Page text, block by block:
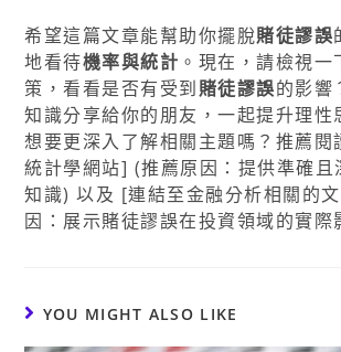
希望這篇文章能幫助你擺脫賭徒謬誤
地看待機率與統計 。現在，請檢視
策，看看是否有受到賭徒謬誤的影響
知識分享給你的朋友，一起提升理性
想要更深入了解相關主題嗎？推薦閱
統計學網站] (推薦原因：提供準確且
知識) 以及 [連結至金融分析相關的
因：展示賭徒謬誤在投資領域的實際
YOU MIGHT ALSO LIKE